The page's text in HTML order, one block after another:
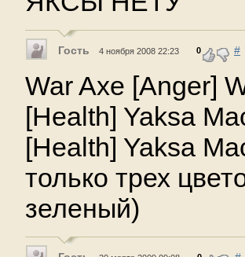
Гость 4 ноября 2008 22:23 0 #
War Axe [Anger]
[Health] Yaksa
[Health] Yaksa
только трех
зеленый)